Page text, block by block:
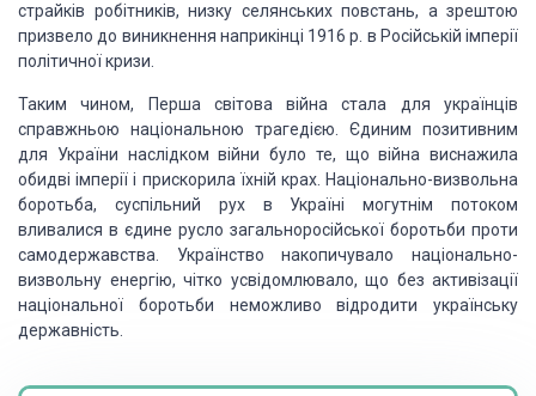
страйків робітників, низку селянських повстань, а зрештою
призвело до виникнення наприкінці 1916 р. в Російській імперії
політичної кризи.
Таким чином, Перша світова війна стала для українців
справжньою національною трагедією. Єдиним позитивним
для України наслідком війни було те, що війна виснажила
обидві імперії і прискорила їхній крах. Національно-визвольна
боротьба, суспільний рух в Україні могутнім потоком
вливалися в єдине русло загальноросійської боротьби проти
самодержавства. Українство накопичувало національно-
визвольну енергію, чітко усвідомлювало, що без активізації
національної боротьби неможливо відродити українську
державність.